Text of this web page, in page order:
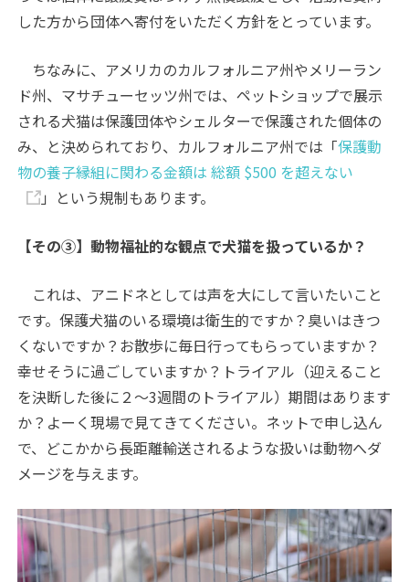
した方から団体へ寄付をいただく方針をとっています。
ちなみに、アメリカのカルフォルニア州やメリーラン
ド州、マサチューセッツ州では、ペットショップで展示
される犬猫は保護団体やシェルターで保護された個体の
み、と決められており、カルフォルニア州では「保護動
物の養子縁組に関わる金額は 総額 $500 を超えない
」という規制もあります。
【その③】動物福祉的な観点で犬猫を扱っているか？
これは、アニドネとしては声を大にして言いたいこと
です。保護犬猫のいる環境は衛生的ですか？臭いはきつ
くないですか？お散歩に毎日行ってもらっていますか？
幸せそうに過ごしていますか？トライアル（迎えること
を決断した後に２～3週間のトライアル）期間はあります
か？よーく現場で見てきてください。ネットで申し込ん
で、どこかから長距離輸送されるような扱いは動物へダ
メージを与えます。